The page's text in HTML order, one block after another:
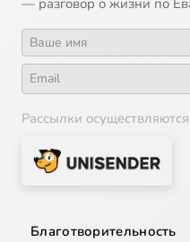
15
17 Петров пост
18 Почему люди
Рассылки
Благотворительность